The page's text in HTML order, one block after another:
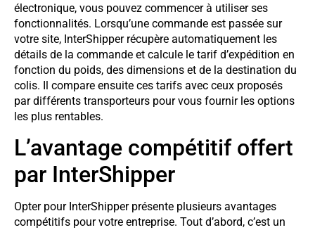
électronique, vous pouvez commencer à utiliser ses
fonctionnalités. Lorsqu’une commande est passée sur
votre site, InterShipper récupère automatiquement les
détails de la commande et calcule le tarif d’expédition en
fonction du poids, des dimensions et de la destination du
colis. Il compare ensuite ces tarifs avec ceux proposés
par différents transporteurs pour vous fournir les options
les plus rentables.
L’avantage compétitif offert
par InterShipper
Opter pour InterShipper présente plusieurs avantages
compétitifs pour votre entreprise. Tout d’abord, c’est un